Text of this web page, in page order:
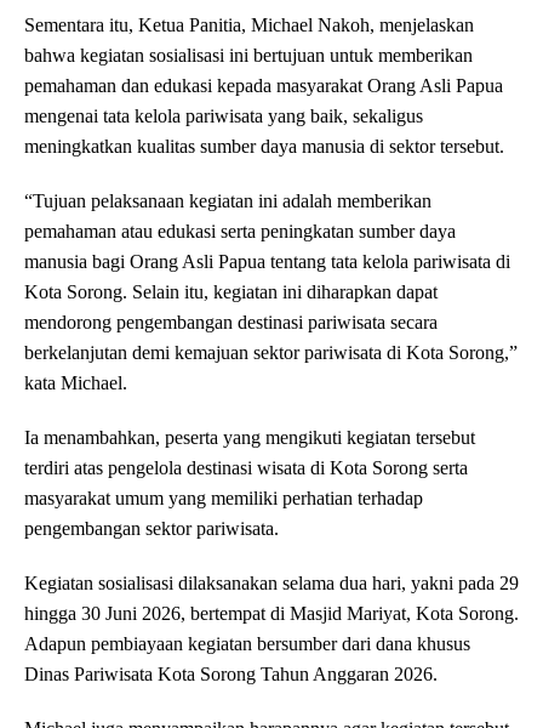
Sementara itu, Ketua Panitia, Michael Nakoh, menjelaskan
bahwa kegiatan sosialisasi ini bertujuan untuk memberikan
pemahaman dan edukasi kepada masyarakat Orang Asli Papua
mengenai tata kelola pariwisata yang baik, sekaligus
meningkatkan kualitas sumber daya manusia di sektor tersebut.
“Tujuan pelaksanaan kegiatan ini adalah memberikan
pemahaman atau edukasi serta peningkatan sumber daya
manusia bagi Orang Asli Papua tentang tata kelola pariwisata di
Kota Sorong. Selain itu, kegiatan ini diharapkan dapat
mendorong pengembangan destinasi pariwisata secara
berkelanjutan demi kemajuan sektor pariwisata di Kota Sorong,”
kata Michael.
Ia menambahkan, peserta yang mengikuti kegiatan tersebut
terdiri atas pengelola destinasi wisata di Kota Sorong serta
masyarakat umum yang memiliki perhatian terhadap
pengembangan sektor pariwisata.
Kegiatan sosialisasi dilaksanakan selama dua hari, yakni pada 29
hingga 30 Juni 2026, bertempat di Masjid Mariyat, Kota Sorong.
Adapun pembiayaan kegiatan bersumber dari dana khusus
Dinas Pariwisata Kota Sorong Tahun Anggaran 2026.